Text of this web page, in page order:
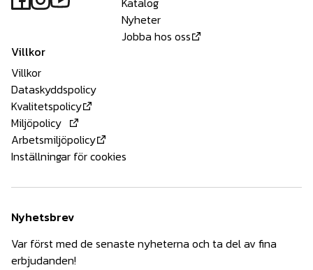
Nyheter
Jobba hos oss
Villkor
Villkor
Dataskyddspolicy
Kvalitetspolicy
Miljöpolicy
Arbetsmiljöpolicy
Inställningar för cookies
Nyhetsbrev
Var först med de senaste nyheterna och ta del av fina
erbjudanden!